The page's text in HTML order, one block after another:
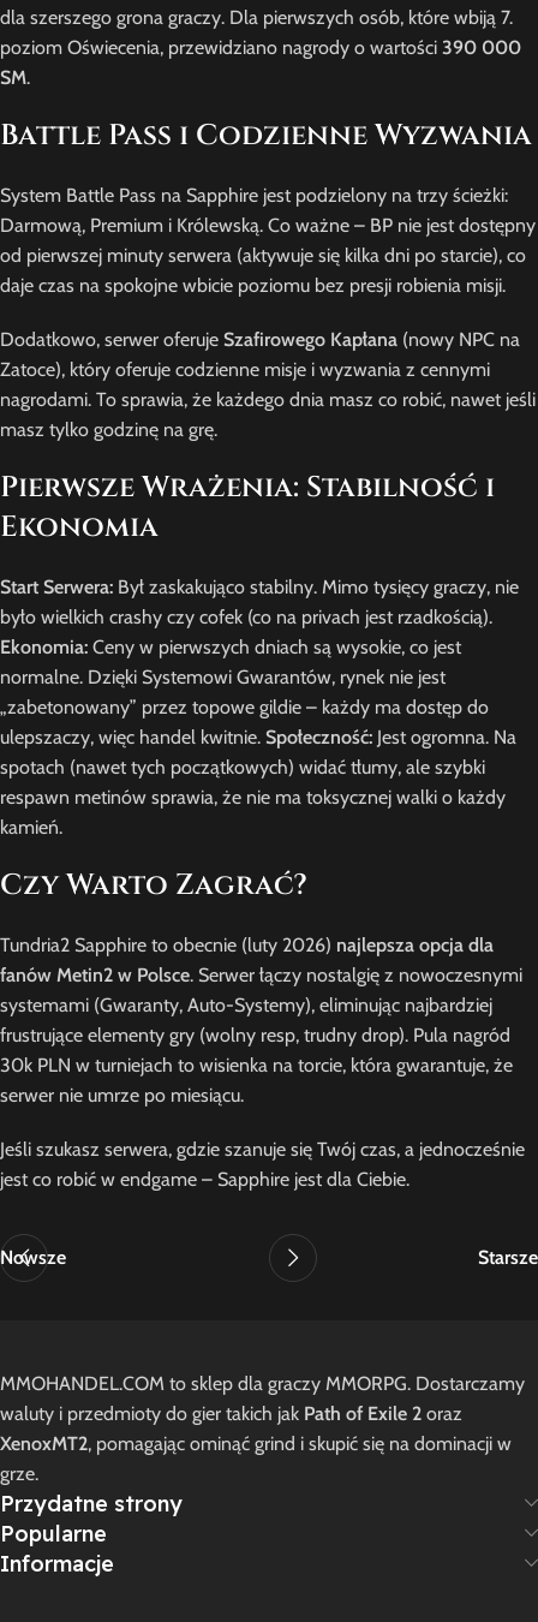
dla szerszego grona graczy. Dla pierwszych osób, które wbiją 7.
poziom Oświecenia, przewidziano nagrody o wartości 390 000
SM.
Battle Pass i Codzienne Wyzwania
System Battle Pass na Sapphire jest podzielony na trzy ścieżki:
Darmową, Premium i Królewską. Co ważne – BP nie jest dostępny
od pierwszej minuty serwera (aktywuje się kilka dni po starcie), co
daje czas na spokojne wbicie poziomu bez presji robienia misji.
Dodatkowo, serwer oferuje Szafirowego Kapłana (nowy NPC na
Zatoce), który oferuje codzienne misje i wyzwania z cennymi
nagrodami. To sprawia, że każdego dnia masz co robić, nawet jeśli
masz tylko godzinę na grę.
Pierwsze Wrażenia: Stabilność i
Ekonomia
Start Serwera: Był zaskakująco stabilny. Mimo tysięcy graczy, nie
było wielkich crashy czy cofek (co na privach jest rzadkością).
Ekonomia: Ceny w pierwszych dniach są wysokie, co jest
normalne. Dzięki Systemowi Gwarantów, rynek nie jest
„zabetonowany” przez topowe gildie – każdy ma dostęp do
ulepszaczy, więc handel kwitnie. Społeczność: Jest ogromna. Na
spotach (nawet tych początkowych) widać tłumy, ale szybki
respawn metinów sprawia, że nie ma toksycznej walki o każdy
kamień.
Czy Warto Zagrać?
Tundria2 Sapphire to obecnie (luty 2026) najlepsza opcja dla
fanów Metin2 w Polsce. Serwer łączy nostalgię z nowoczesnymi
systemami (Gwaranty, Auto-Systemy), eliminując najbardziej
frustrujące elementy gry (wolny resp, trudny drop). Pula nagród
30k PLN w turniejach to wisienka na torcie, która gwarantuje, że
serwer nie umrze po miesiącu.
Jeśli szukasz serwera, gdzie szanuje się Twój czas, a jednocześnie
jest co robić w endgame – Sapphire jest dla Ciebie.
Nowsze Starsze
MMOHANDEL.COM to sklep dla graczy MMORPG. Dostarczamy
waluty i przedmioty do gier takich jak Path of Exile 2 oraz
XenoxMT2, pomagając ominąć grind i skupić się na dominacji w
grze.
Przydatne strony
Popularne
Informacje